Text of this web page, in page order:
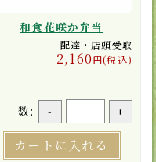
和食花咲か弁当
配達・店頭受取
2,160円(税込)
数: - +
カートに入れる